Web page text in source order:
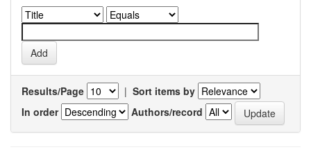
Results/Page | Sort items by
In order
Authors/record